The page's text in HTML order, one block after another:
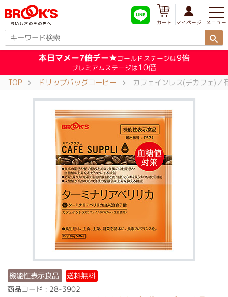
メニュー
マイページ
カート
本日マメー7倍デー★ゴールドステージは9倍
プレミアムステージは10倍
TOP ドリップバッグコーヒー カフェインレス(デカフェ)／
機能性表示食品 送料無料
商品コード : 28-3902